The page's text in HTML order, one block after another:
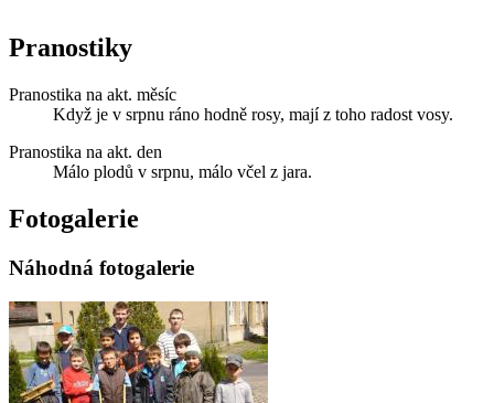
Pranostiky
Pranostika na akt. měsíc
Když je v srpnu ráno hodně rosy, mají z toho radost vosy.
Pranostika na akt. den
Málo plodů v srpnu, málo včel z jara.
Fotogalerie
Náhodná fotogalerie